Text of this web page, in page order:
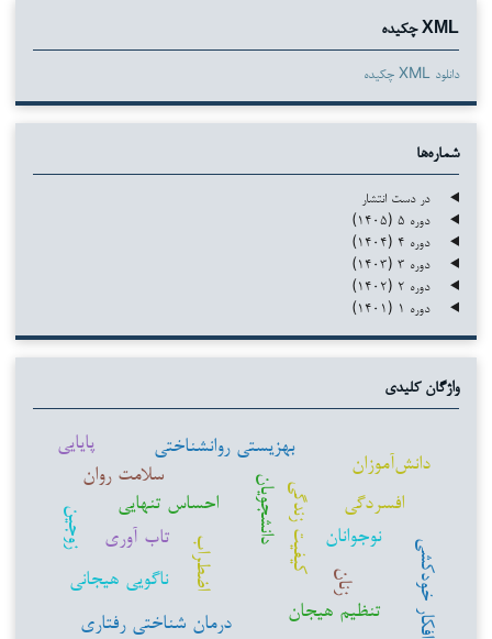
XML چکیده
دانلود XML چکیده
شماره‌ها
در دست انتشار
دوره ۵ (۱۴۰۵)
دوره ۴ (۱۴۰۴)
دوره ۳ (۱۴۰۳)
دوره ۲ (۱۴۰۲)
دوره ۱ (۱۴۰۱)
واژگان کلیدی
اضطراب
دانشجویانکیفیت زندگی نوجوانان
افسردگی
بهزیستی روانشناختی
دانش‌آموزان
زنان
تنظیم هیجان
درمان شناختی رفتاری
ناگویی هیجانی
احساس تنهایی
زوجین
افکار خودکشی
تاب آوری
سلامت روان
پایایی